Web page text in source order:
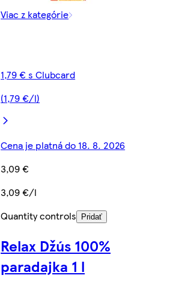
Viac z kategórie
1,79 € s Clubcard
(1,79 €/l)
Cena je platná do 18. 8. 2026
3,09 €
3,09 €/l
Quantity controls
Pridať
Relax Džús 100%
paradajka 1 l